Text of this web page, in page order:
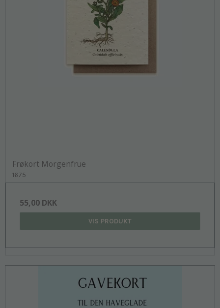
Frøkort Morgenfrue
1675
55,00 DKK
VIS PRODUKT